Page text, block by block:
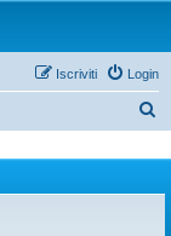
Login
Iscriviti
c